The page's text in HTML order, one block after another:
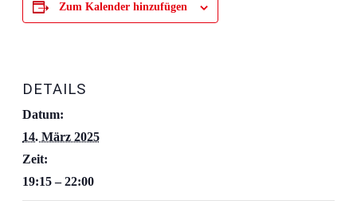
Zum Kalender hinzufügen
DETAILS
Datum:
14. März 2025
Zeit:
19:15 – 22:00